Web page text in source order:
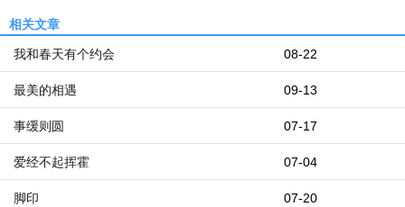
相关文章
08-22
我和春天有个约会
09-13
最美的相遇
07-17
事缓则圆
07-04
爱经不起挥霍
07-20
脚印